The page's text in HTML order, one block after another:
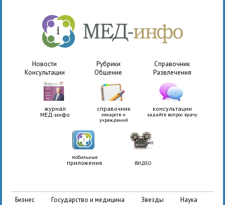
Новости Рубрики
Справочник
Консультации
Общение Развлечения
журнал
МЕД-инфо
справочник
лекарств и
учреждений
консультации
задайте вопрос врачу
мобильные
приложения ВИДЕО
бизнес государство и медицина звезды
наука